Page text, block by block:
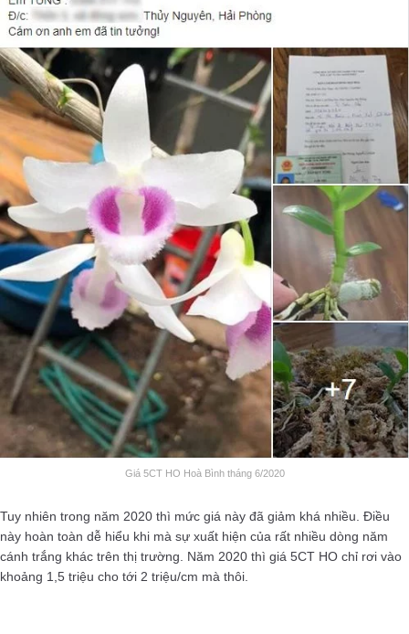
Giá 5CT HO Hoà Bình tháng 6/2020
Tuy nhiên trong năm 2020 thì mức giá này đã giảm khá nhiều. Điều
này hoàn toàn dễ hiểu khi mà sự xuất hiện của rất nhiều dòng năm
cánh trắng khác trên thị trường. Năm 2020 thì giá 5CT HO chỉ rơi vào
khoảng 1,5 triệu cho tới 2 triệu/cm mà thôi.